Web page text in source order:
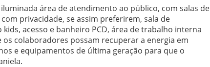
área de atendimento ao público, com salas de
privacidade, se assim preferirem, sala de
acesso e banheiro PCD, área de trabalho interna
colaboradores possam recuperar a energia em
e equipamentos de última geração para que o